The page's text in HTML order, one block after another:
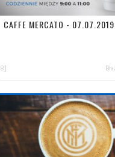
CAFFE MERCATO - 07.07.2019